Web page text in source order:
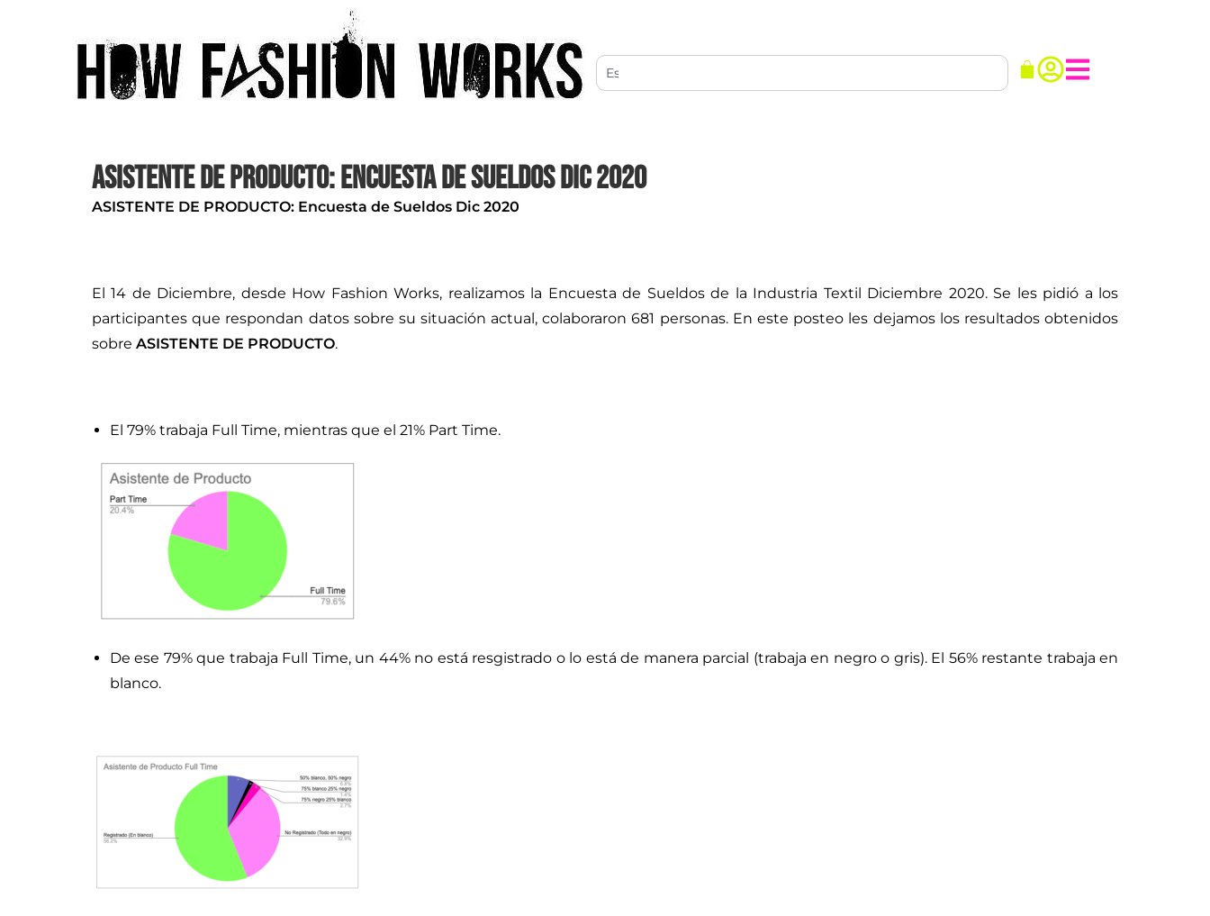
Asistente de Producto: Encuesta de Sueldos Dic 2020
ASISTENTE DE PRODUCTO: Encuesta de Sueldos Dic 2020
El 14 de Diciembre, desde How Fashion Works, realizamos la Encuesta de Sueldos de la Industria Textil Diciembre 2020. Se les pidió a los
participantes que respondan datos sobre su situación actual, colaboraron 681 personas. En este posteo les dejamos los resultados obtenidos
sobre ASISTENTE DE PRODUCTO.
El 79% trabaja Full Time, mientras que el 21% Part Time.
De ese 79% que trabaja Full Time, un 44% no está resgistrado o lo está de manera parcial (trabaja en negro o gris). El 56% restante trabaja en
blanco.